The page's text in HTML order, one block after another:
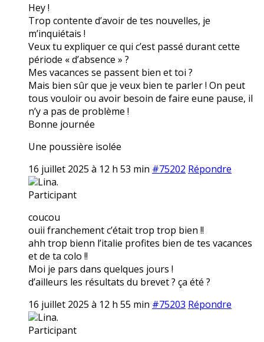
Hey !
Trop contente d’avoir de tes nouvelles, je
m’inquiétais !
Veux tu expliquer ce qui c’est passé durant cette
période « d’absence » ?
Mes vacances se passent bien et toi ?
Mais bien sûr que je veux bien te parler ! On peut
tous vouloir ou avoir besoin de faire eune pause, il
n’y a pas de problème !
Bonne journée
Une poussière isolée
16 juillet 2025 à 12 h 53 min #75202 Répondre
Lina.
Participant
coucou
ouii franchement c’était trop trop bien !!
ahh trop bienn l’italie profites bien de tes vacances
et de ta colo !!
Moi je pars dans quelques jours !
d’ailleurs les résultats du brevet ? ça été ?
16 juillet 2025 à 12 h 55 min #75203 Répondre
Lina.
Participant